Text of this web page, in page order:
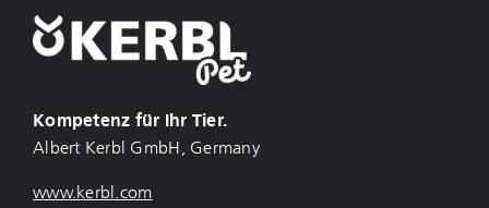
Kompetenz für Ihr Tier.
Albert Kerbl GmbH, Germany
www.kerbl.com